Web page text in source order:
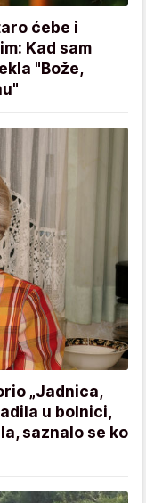
ćebe i
Kad sam
"Bože,
„Jadnica,
u bolnici,
saznalo se ko